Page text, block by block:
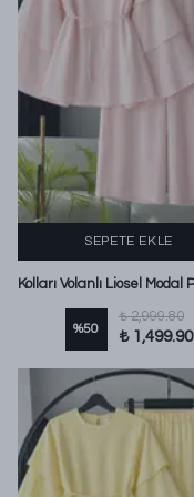
SEPETE EKLE
%50
₺ 2,999.80
₺ 1,499.90